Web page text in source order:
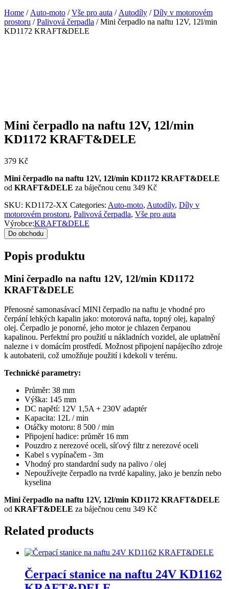
Home / Auto-moto /Vše pro auta / Autodíly /Díly v motorovém
prostoru /Palivová čerpadla / Mini čerpadlo na naftu 12V, 12l/min
KD1172 KRAFT&DELE
Mini čerpadlo na naftu 12V, 12l/min
KD1172 KRAFT&DELE
379 Kč
Mini čerpadlo na naftu 12V, 12l/min KD1172 KRAFT&DELE
od KRAFT&DELE za báječnou cenu 349 Kč
SKU: KD1172-XX Categories: Auto-moto, Autodíly, Díly v
motorovém prostoru, Palivová čerpadla, Vše pro auta
Výrobce:KRAFT&DELE
Do obchodu
Popis produktu
Mini čerpadlo na naftu 12V, 12l/min KD1172
KRAFT&DELE
Přenosné samonasávací MINI čerpadlo na naftu je vhodné pro
čerpání lehkých kapalin jako: motorová nafta, topný olej, kapalný
olej. Čerpadlo je ponorné, jeho motor je chlazen čerpanou
kapalinou. Perfektní pro použití u nákladních vozidel, ale uplatnění
nalezne i v domácím prostředí. Možnost připojení napájecího zdroje
k autobaterii, což umožňuje použití i kdekoli v terénu.
Technické parametry:
Průměr: 38 mm
Výška: 145 mm
DC napětí: 12V 1,5A + 230V adaptér
Kapacita: 12L / min
Otáčky motoru: 8 500 / min
Připojení hadice: průměr 16 mm
Pouzdro z nerezové oceli, síťový filtr z nerezové oceli
Kabel s vypínačem - 3m
Vhodný pro standardní sudy na palivo / olej
Nepoužívejte čerpadlo na tvrdé kapaliny, jako je benzín nebo
kyselina
Mini čerpadlo na naftu 12V, 12l/min KD1172 KRAFT&DELE
od KRAFT&DELE za báječnou cenu 349 Kč
Related products
Čerpací stanice na naftu 24V KD1162